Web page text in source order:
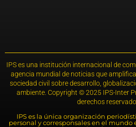
IPS es una institución internacional de
agencia mundial de noticias que
sociedad civil sobre desarrollo,
ambiente. Copyright © 2025 IPS-Inter
derechos
IPS es la única organización
personal y corresponsales en el mundo